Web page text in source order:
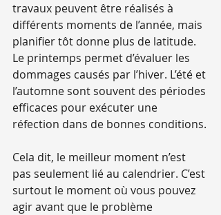
travaux peuvent être réalisés à
différents moments de l’année, mais
planifier tôt donne plus de latitude.
Le printemps permet d’évaluer les
dommages causés par l’hiver. L’été et
l’automne sont souvent des périodes
efficaces pour exécuter une
réfection dans de bonnes conditions.
Cela dit, le meilleur moment n’est
pas seulement lié au calendrier. C’est
surtout le moment où vous pouvez
agir avant que le problème